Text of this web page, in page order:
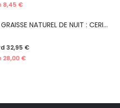
8,45 €
BRULEUR DE GRAISSE NATUREL DE NUIT : CERISE
5
32,95 €
28,00 €